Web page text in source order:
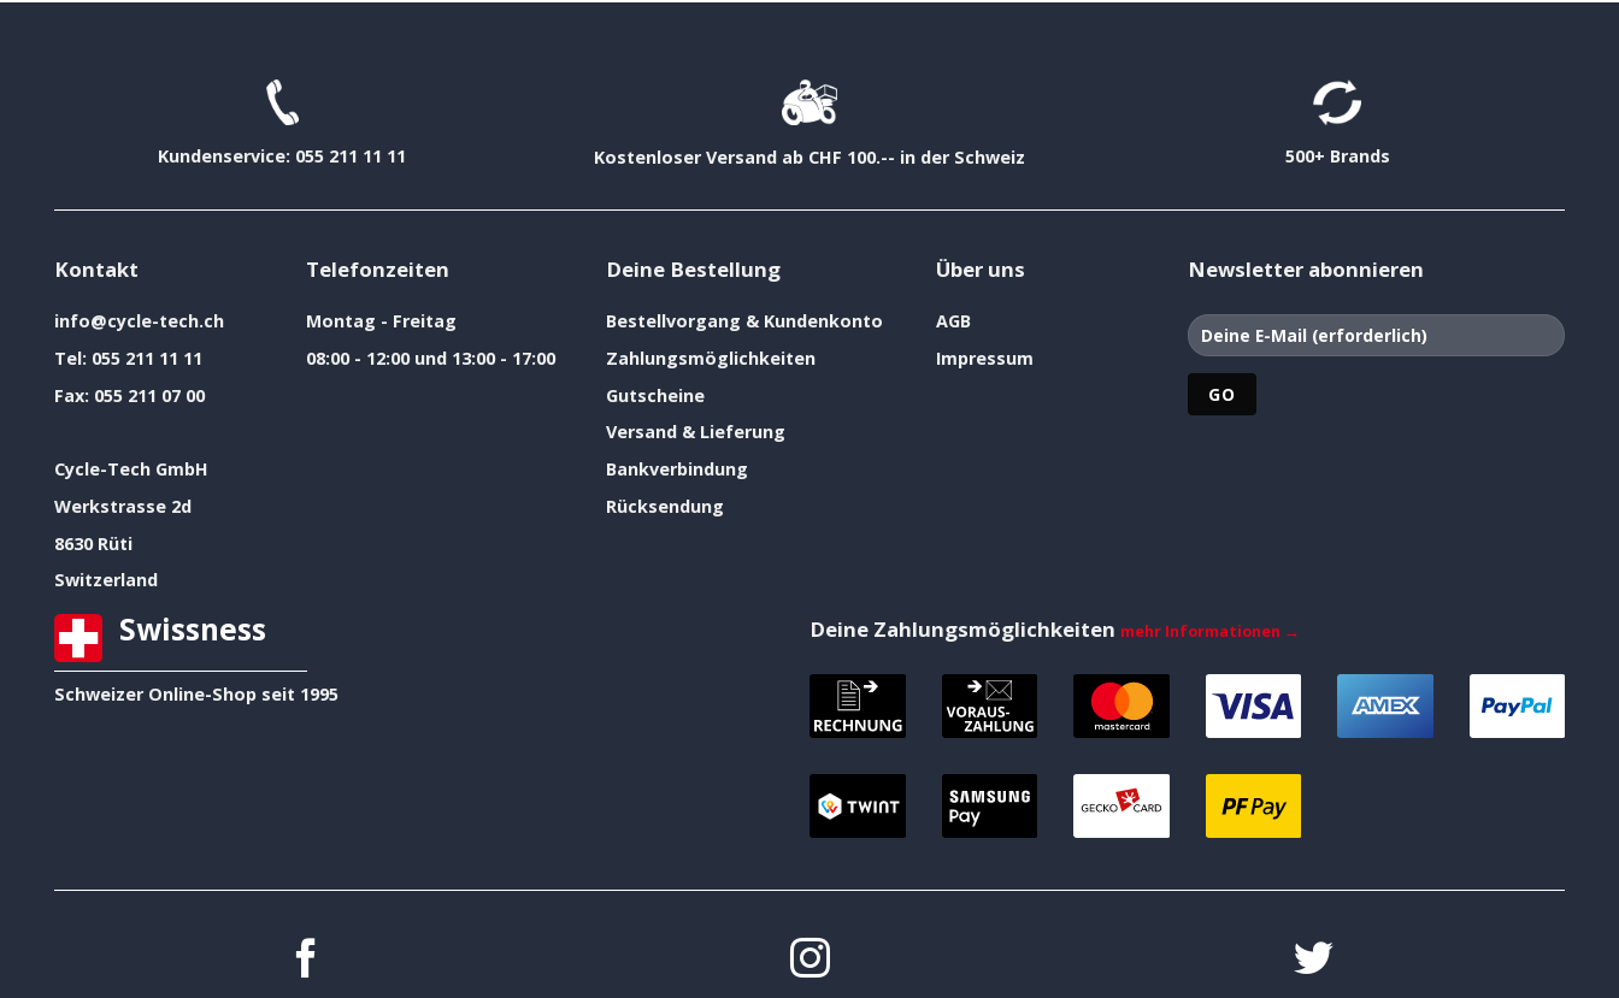
Kundenservice: 055 211 11 11 Kostenloser Versand ab CHF 100.-- in der Schweiz 500+ Brands
Kontakt
info@cycle-tech.ch
Tel: 055 211 11 11
Fax: 055 211 07 00
Cycle-Tech GmbH
Werkstrasse 2d
8630 Rüti
Switzerland
Telefonzeiten
Montag - Freitag
08:00 - 12:00 und 13:00 - 17:00
Deine Bestellung
Bestellvorgang & Kundenkonto
Zahlungsmöglichkeiten
Gutscheine
Versand & Lieferung
Bankverbindung
Rücksendung
Über uns
AGB
Impressum
Newsletter abonnieren
Swissness
Schweizer Online-Shop seit 1995
Deine Zahlungsmöglichkeiten mehr Informationen →